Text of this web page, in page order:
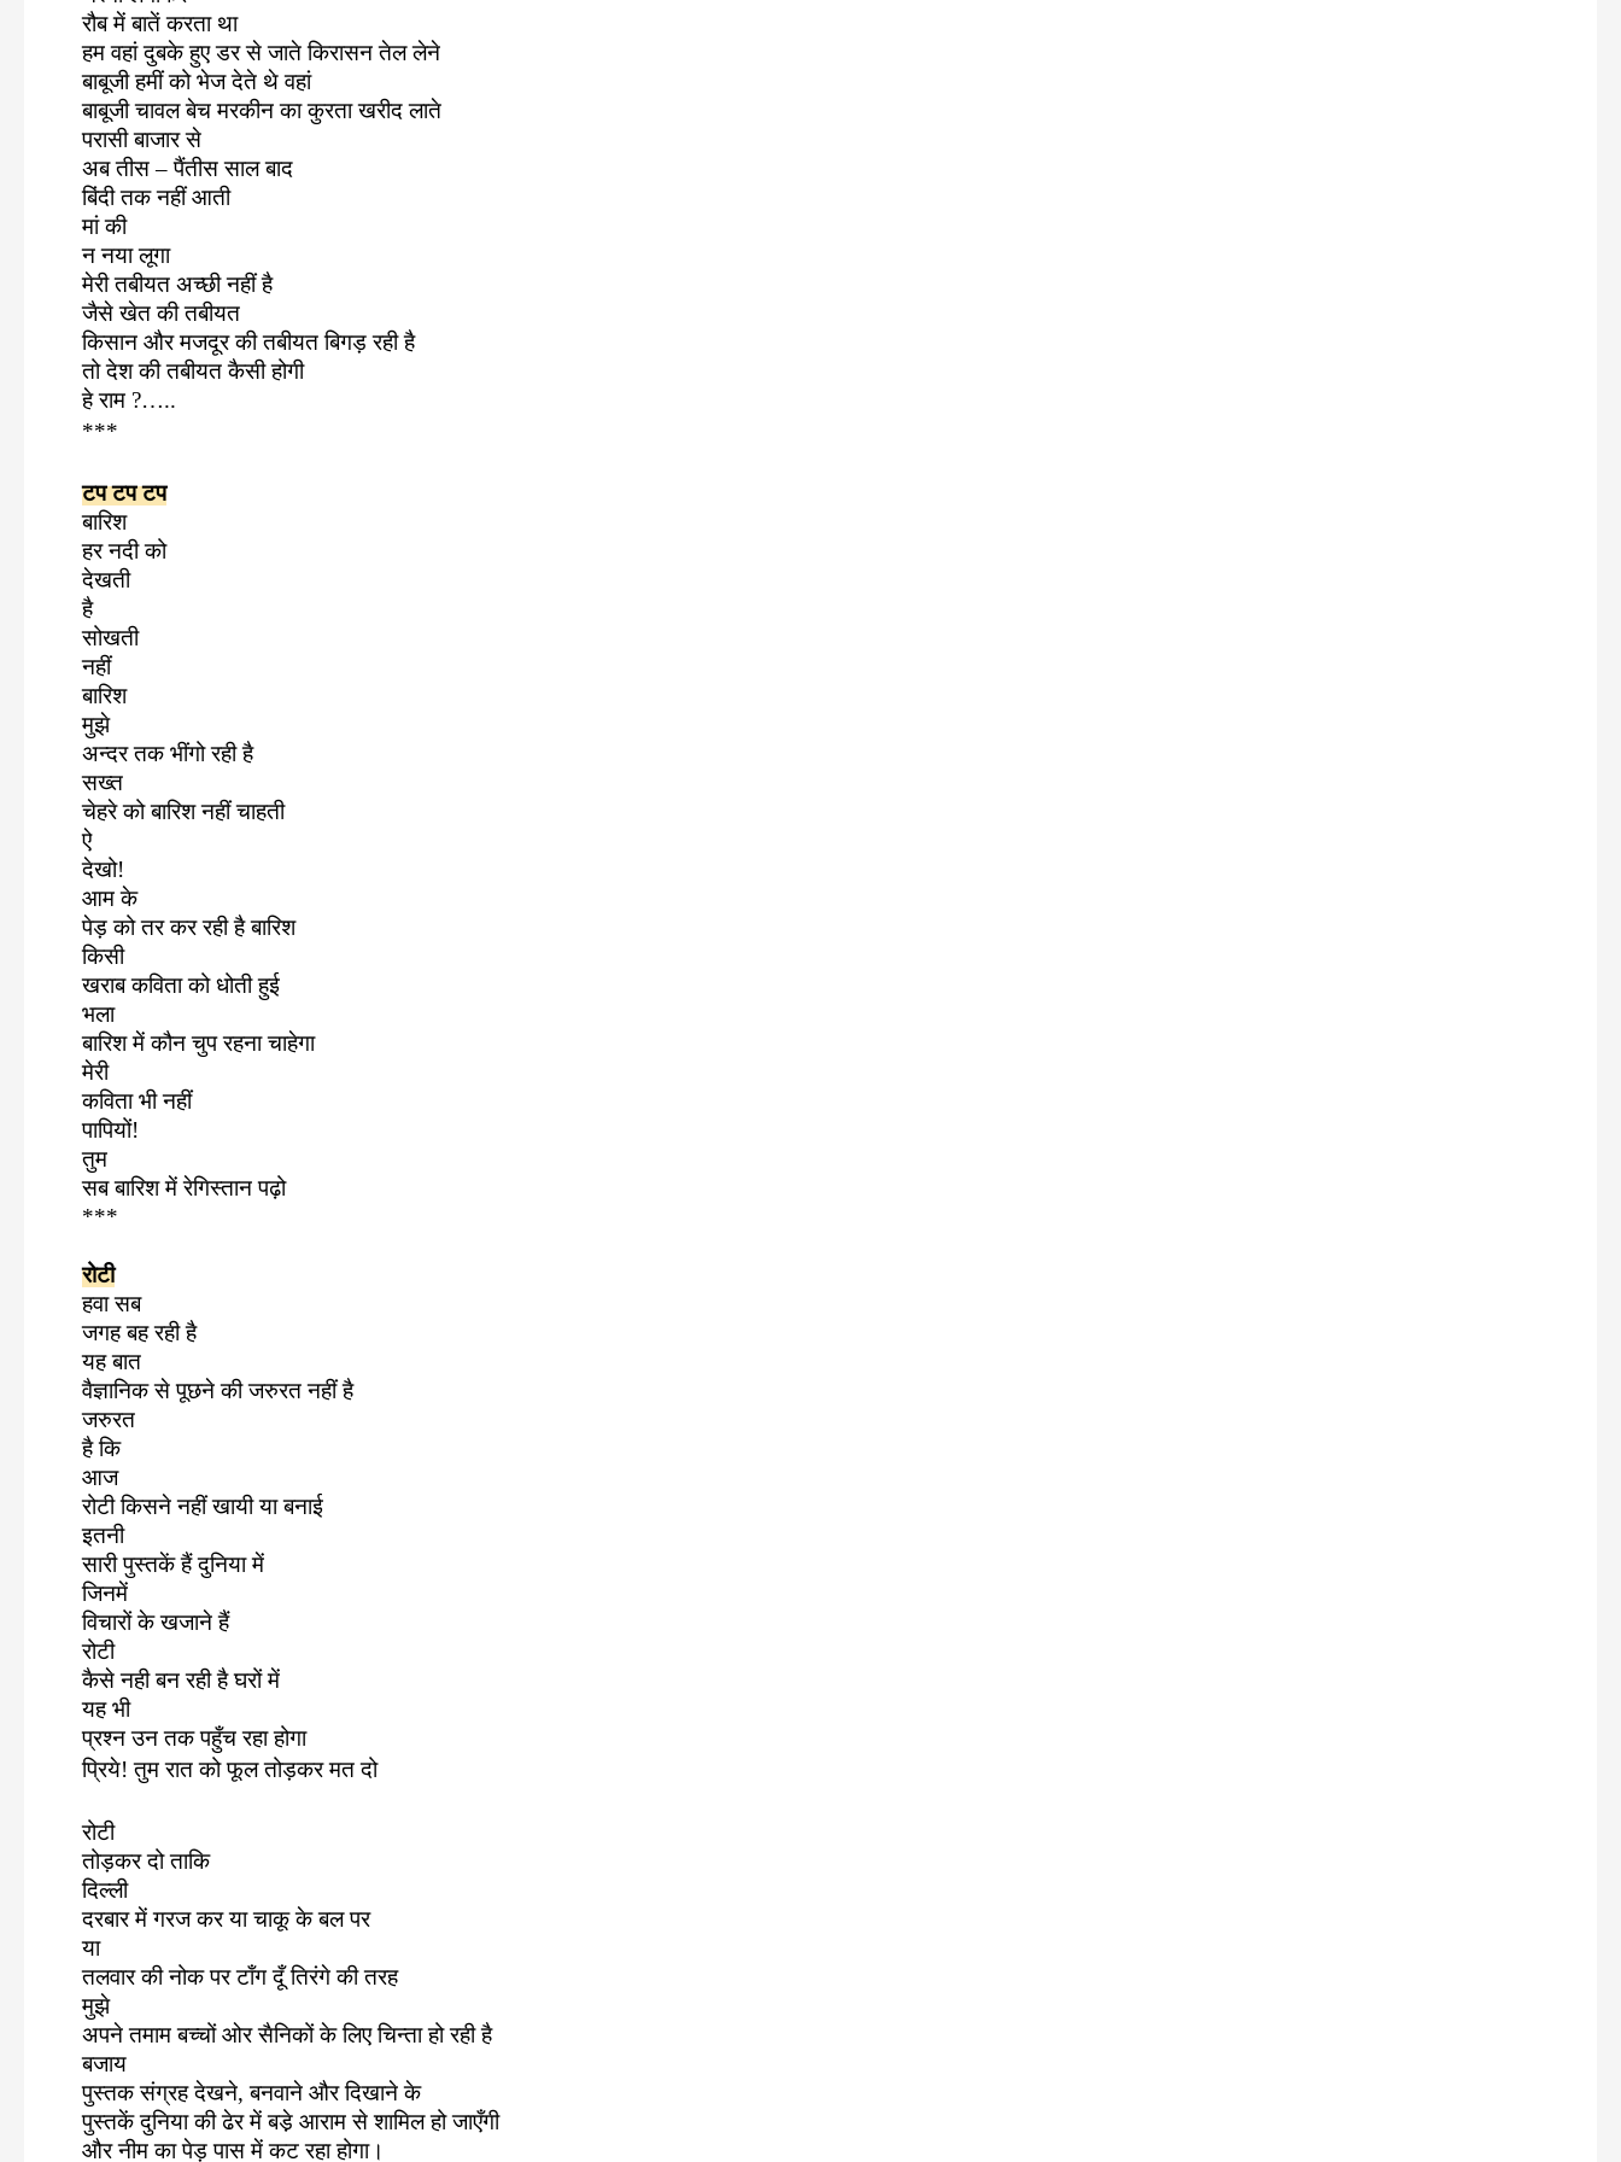
रौब में बातें करता था
हम वहां दुबके हुए डर से जाते किरासन तेल लेने
बाबूजी हमीं को भेज देते थे वहां
बाबूजी चावल बेच मरकीन का कुरता खरीद लाते
परासी बाजार से
अब तीस – पैंतीस साल बाद
बिंदी तक नहीं आती
मां की
न नया लूगा‌
मेरी तबीयत अच्छी नहीं है
जैसे खेत की तबीयत
किसान और मजदूर की तबीयत बिगड़ रही है
तो देश की तबीयत कैसी होगी
हे राम ?…..
***
टप टप टप
बारिश
हर नदी को
देखती
है
सोखती
नहीं
बारिश
मुझे
अन्दर तक भींगो रही है
सख्त
चेहरे को बारिश नहीं चाहती
ऐ
देखो!
आम के
पेड़ को तर कर रही है बारिश
किसी
खराब कविता को धोती हुई
भला
बारिश में कौन चुप रहना चाहेगा
मेरी
कविता भी नहीं
पापियों!
तुम
सब बारिश में रेगिस्तान पढ़ो
***
रोटी
हवा सब
जगह बह रही है
यह बात
वैज्ञानिक से पूछने की जरुरत नहीं है
जरुरत
है कि
आज
रोटी किसने नहीं खायी या बनाई
इतनी
सारी पुस्तकें हैं दुनिया में
जिनमें
विचारों के खजाने हैं
रोटी
कैसे नही बन रही है घरों में
यह भी
प्रश्न उन तक पहुँच रहा होगा
प्रिये! तुम रात को फूल तोड़कर मत दो
रोटी
तोड़कर दो ताकि
दिल्ली
दरबार में गरज कर या चाकू के बल पर
या
तलवार की नोक पर टाँग दूँ तिरंगे की तरह
मुझे
अपने तमाम बच्चों ओर सैनिकों के लिए चिन्ता हो रही है
बजाय
पुस्तक संग्रह देखने,बनवाने और दिखाने के
पुस्तकें दुनिया की ढेर में बडे़ आराम से शामिल हो जाएँगी
और नीम का पेड़ पास में कट रहा होगा।